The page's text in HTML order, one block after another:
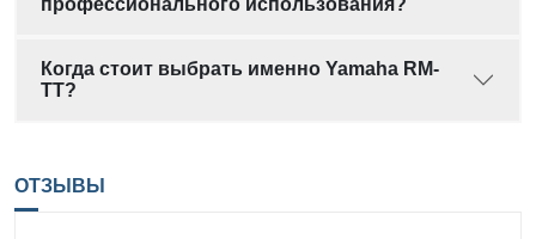
профессионального использования?
Когда стоит выбрать именно Yamaha RM-
TT?
ОТЗЫВЫ